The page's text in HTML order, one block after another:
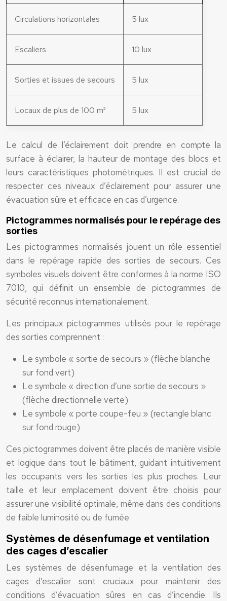
Circulations horizontales 5 lux
Escaliers 10 lux
Sorties et issues de secours 5 lux
Locaux de plus de 100 m² 5 lux
Le calcul de l’éclairement doit prendre en compte la
surface à éclairer, la hauteur de montage des blocs et
leurs caractéristiques photométriques. Il est crucial de
respecter ces niveaux d’éclairement pour assurer une
évacuation sûre et efficace en cas d’urgence.
Pictogrammes normalisés pour le repérage des
sorties
Les pictogrammes normalisés jouent un rôle essentiel
dans le repérage rapide des sorties de secours. Ces
symboles visuels doivent être conformes à la norme ISO
7010, qui définit un ensemble de pictogrammes de
sécurité reconnus internationalement.
Les principaux pictogrammes utilisés pour le repérage
des sorties comprennent :
Le symbole « sortie de secours » (flèche blanche
sur fond vert)
Le symbole « direction d’une sortie de secours »
(flèche directionnelle verte)
Le symbole « porte coupe-feu » (rectangle blanc
sur fond rouge)
Ces pictogrammes doivent être placés de manière visible
et logique dans tout le bâtiment, guidant intuitivement
les occupants vers les sorties les plus proches. Leur
taille et leur emplacement doivent être choisis pour
assurer une visibilité optimale, même dans des conditions
de faible luminosité ou de fumée.
Systèmes de désenfumage et ventilation
des cages d’escalier
Les systèmes de désenfumage et la ventilation des
cages d’escalier sont cruciaux pour maintenir des
conditions d’évacuation sûres en cas d’incendie. Ils